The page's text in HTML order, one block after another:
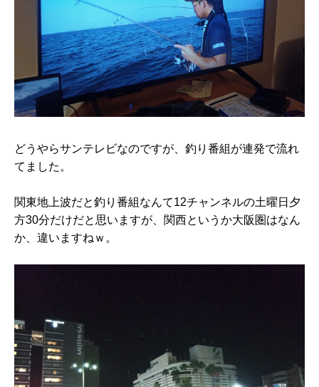
どうやらサンテレビなのですが、釣り番組が連発で流れ
てました。
関東地上波だと釣り番組なんて12チャンネルの土曜日夕
方30分だけだと思いますが、関西というか大阪圏はなん
か、違いますねｗ。